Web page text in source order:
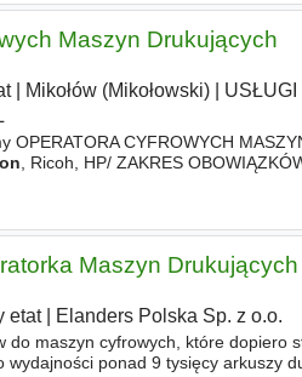
Maszyn Drukujących
| Mikołów (Mikołowski)
OPERATORA CYFROWYCH
, Ricoh, HP/ ZAKRES
Maszyn Drukujących
etat| Elanders Polska Sp. z o.o.
do maszyn cyfrowych, które dopiero
wydajności ponad 9 tysięcy arkuszy